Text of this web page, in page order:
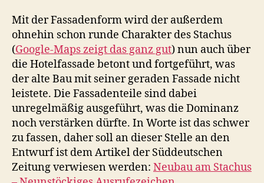
Mit der Fassadenform wird der außerdem
ohnehin schon runde Charakter des Stachus
(Google-Maps zeigt das ganz gut) nun auch über
die Hotelfassade betont und fortgeführt, was
der alte Bau mit seiner geraden Fassade nicht
leistete. Die Fassadenteile sind dabei
unregelmäßig ausgeführt, was die Dominanz
noch verstärken dürfte. In Worte ist das schwer
zu fassen, daher soll an dieser Stelle an den
Entwurf ist dem Artikel der Süddeutschen
Zeitung verwiesen werden: Neubau am Stachus